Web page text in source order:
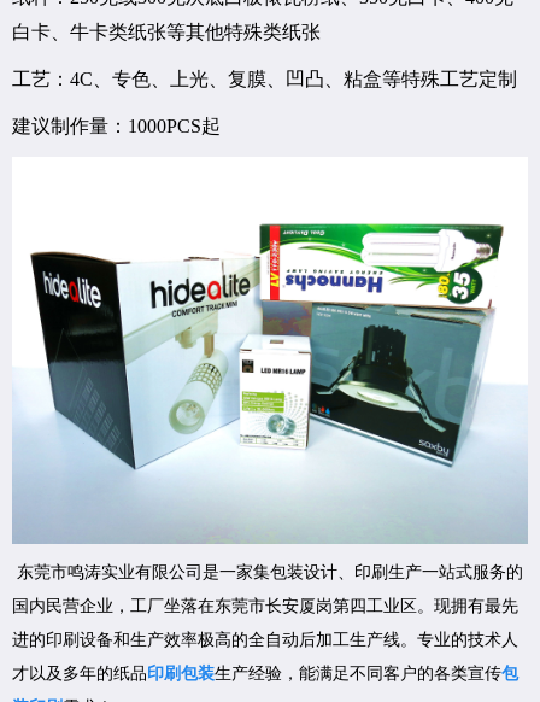
白卡、牛卡类纸张等其他特殊类纸张
工艺：4C、专色、上光、复膜、凹凸、粘盒等特殊工艺定制
建议制作量：1000PCS起
东莞市鸣涛实业有限公司是一家集包装设计、印刷生产一站式服务的
国内民营企业，工厂坐落在东莞市长安厦岗第四工业区。现拥有最先
进的印刷设备和生产效率极高的全自动后加工生产线。专业的技术人
才以及多年的纸品印刷包装生产经验，能满足不同客户的各类宣传包